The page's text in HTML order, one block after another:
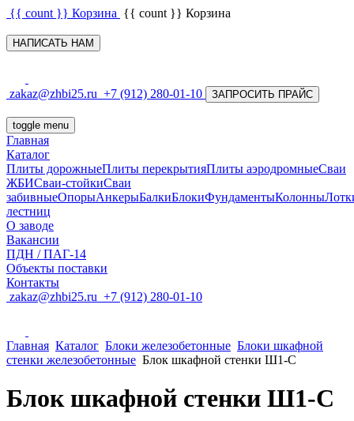
{{ count }} Корзина {{ count }} Корзина
НАПИСАТЬ НАМ
zakaz@zhbi25.ru +7 (912) 280-01-10 ЗАПРОСИТЬ ПРАЙС
toggle menu
Главная
Каталог
Плиты дорожныеПлиты перекрытияПлиты аэродромныеСваи
ЖБИСваи-стойкиСваи
забивныеОпорыАнкерыБалкиБлокиФундаментыКолонны
лестниц
О заводе
Вакансии
ПДН / ПАГ-14
Объекты поставки
Контакты
zakaz@zhbi25.ru +7 (912) 280-01-10
Главная Каталог Блоки железобетонные Блоки шкафной
стенки железобетонные Блок шкафной стенки Ш1-С
Блок шкафной стенки Ш1-С